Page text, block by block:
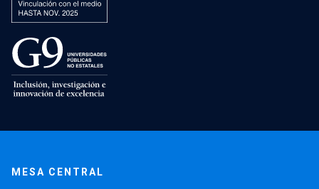
MESA CENTRAL